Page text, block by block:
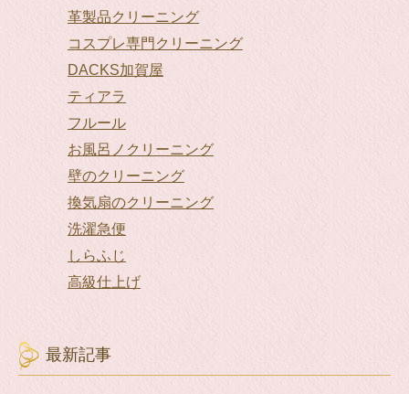
革製品クリーニング
コスプレ専門クリーニング
DACKS加賀屋
ティアラ
フルール
お風呂ノクリーニング
壁のクリーニング
換気扇のクリーニング
洗濯急便
しらふじ
高級仕上げ
最新記事